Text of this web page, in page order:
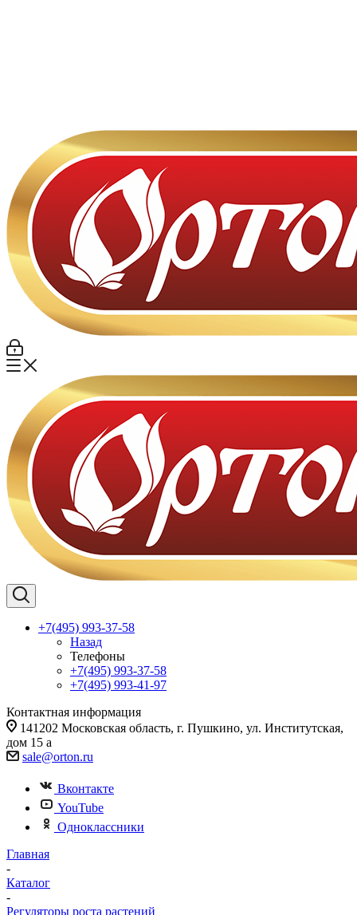
+7(495) 993-37-58
Назад
Телефоны
+7(495) 993-37-58
+7(495) 993-41-97
Контактная информация
141202 Московская область, г. Пушкино, ул. Институтская,
дом 15 а
sale@orton.ru
Вконтакте
YouTube
Одноклассники
Главная
-
Каталог
-
Регуляторы роста растений